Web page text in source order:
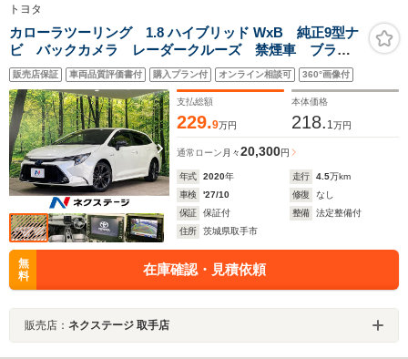
ランプ
LED/Bluetooth接
続/ETC
ム レーダークルーズ
コントロール 純正ア
ルミホイール オート
LED
続/ETC/EBD
滑り防止装置
トヨタ
カローラツーリング 1.8 ハイブリッド WxB 純正9型ナ
ビ バックカメラ レーダークルーズ 禁煙車 ブライ
ンドスポットモニター 前席シートヒーター ハーフレ
ザーシート ステアリングヒーター LEDヘッド
ETC2.0 オートマチックハイビーム
販売店保証 車両品質評価書付 購入プラン付 オンライン相談可 360°画像付
支払総額
229.9万円
本体価格
218. 1万円
通常ローン 月々20,300円
年式 2020年 走行 4.5万km
車検
'27/10 修復
なし
保証
保証付 整備
法定整備付
住所
茨城県取手市
無
料
在庫確認・見積依頼
販売店： ネクステージ 取手店